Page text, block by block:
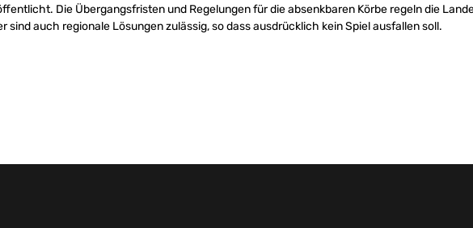
Die Übergangsfristen und Regelungen für die absenkbaren Körbe regeln die
sind auch regionale Lösungen zulässig, so dass ausdrücklich kein Spiel ausfallen soll.